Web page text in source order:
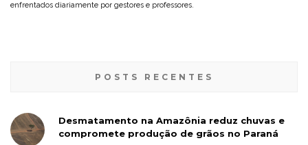
enfrentados diariamente por gestores e professores.
POSTS RECENTES
Desmatamento na Amazônia reduz chuvas e
compromete produção de grãos no Paraná